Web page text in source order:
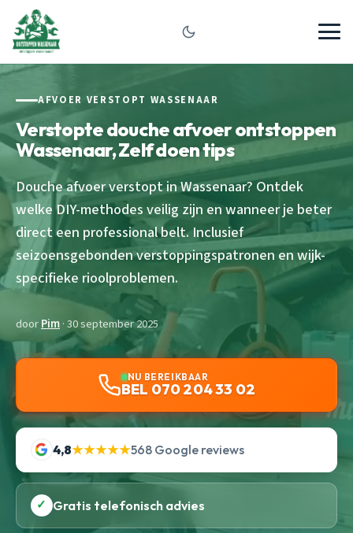
AFVOER VERSTOPT WASSENAAR
Verstopte douche afvoer ontstoppen
Wassenaar, Zelf doen tips
Douche afvoer verstopt in Wassenaar? Ontdek
welke DIY-methodes veilig zijn en wanneer je beter
direct een professional belt. Inclusief
seizoensgebonden verstoppingspatronen en wijk-
specifieke rioolproblemen.
doorPim· 30 september 2025
NU BEREIKBAAR
BEL 070 204 33 02
4,8★★★★★568 Google reviews
✓ Gratis telefonisch advies